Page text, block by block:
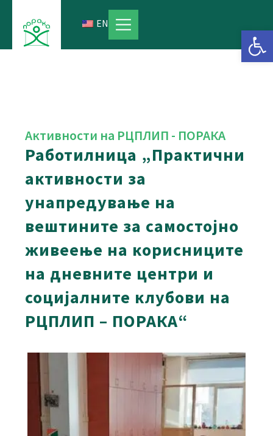
content
EN
Активности на РЦПЛИП - ПОРАКA
Работилница „Практични
активности за
унапредување на
вештините за самостојно
живеење на корисниците
на дневните центри и
социјалните клубови на
РЦПЛИП – ПОРАКА“